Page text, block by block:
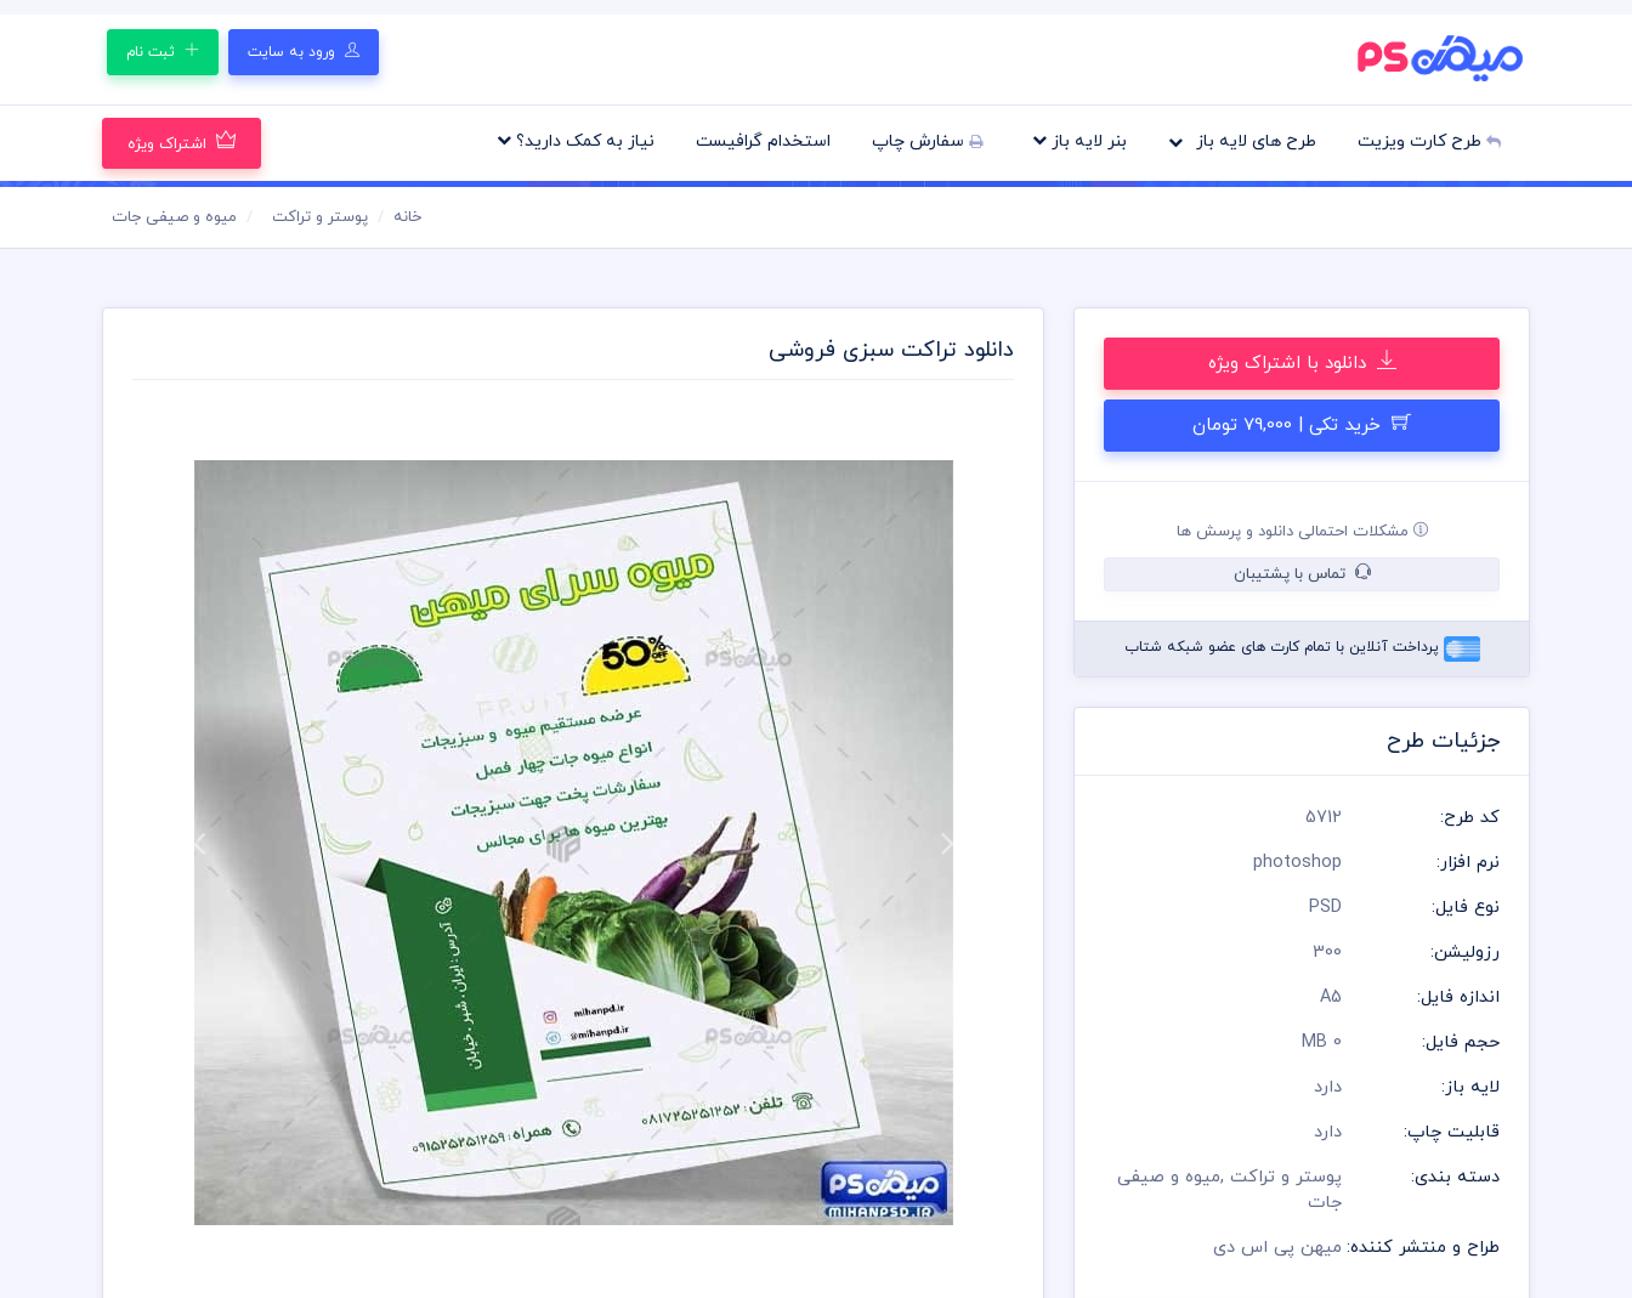
ورود به سایت ثبت نام
طرح کارت ویزیت طرح های لایه باز بنر لایه باز سفارش چاپ استخدام گرافیست نیاز به کمک دارید؟ اشتراک ویژه
خانه پوستر و تراکت میوه و صیفی جات
دانلود با اشتراک ویژه
خرید تکی | 79,000 تومان
مشکلات احتمالی دانلود و پرسش ها
تماس با پشتیبان
پرداخت آنلاین با تمام کارت های عضو شبکه شتاب
جزئیات طرح
کد طرح:
5712
نرم افزار:
photoshop
نوع فایل:
PSD
رزولیشن:
300
اندازه فایل:
A5
حجم فایل:
0 MB
لایه باز:
دارد
قابلیت چاپ:
دارد
دسته بندی:
پوستر و تراکت ,میوه و صیفی
جات
طراح و منتشر کننده: میهن پی اس دی
دانلود تراکت سبزی فروشی